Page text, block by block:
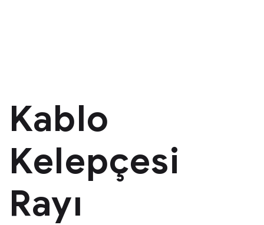
Kablo
Kelepçesi
Rayı